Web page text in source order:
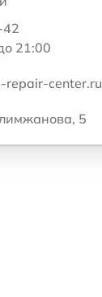
42
21:00
repair-center.ru
5